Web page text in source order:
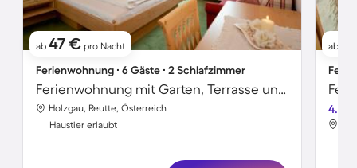
ab 47 € pro Nacht
Ferienwohnung ∙ 6 Gäste ∙ 2 Schlafzimmer
Ferienwohnung mit Garten, Terrasse und Sauna | Ideal für Homeoffice
Holzgau, Reutte, Österreich
Haustier erlaubt
ab
4.8